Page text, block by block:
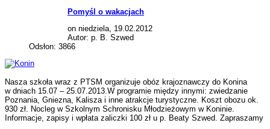
Pomyśl o wakacjach
on niedziela, 19.02.2012
Autor: p. B. Szwed
Odsłon: 3866
Nasza szkoła wraz z PTSM organizuje obóz krajoznawczy do Konina
w dniach 15.07 – 25.07.2013.W programie między innymi: zwiedzanie
Poznania, Gniezna, Kalisza i inne atrakcje turystyczne. Koszt obozu ok.
930 zł. Nocleg w Szkolnym Schronisku Młodzieżowym w Koninie.
Informacje, zapisy i wpłata zaliczki 100 zł u p. Beaty Szwed. Zapraszamy